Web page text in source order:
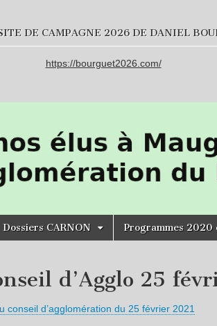
DE CAMPAGNE 2026 DE DANIEL
https://bourguet2026.com/
Dossiers CARNON Programmes 2020
d’Agglo 25
conseil d’agglomération du 25 février 2021